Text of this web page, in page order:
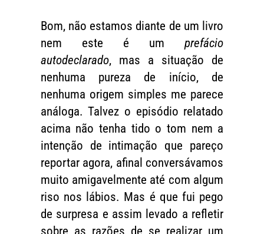
Bom, não estamos diante de um livro
nem este é umprefácio
autodeclarado, mas a situação de
nenhuma pureza de início, de
nenhuma origem simples me parece
análoga. Talvez o episódio relatado
acima não tenha tido o tom nem a
intenção de intimação que pareço
reportar agora, afinal conversávamos
muito amigavelmente até com algum
riso nos lábios. Mas é que fui pego
de surpresa e assim levado a refletir
sobre as razões de se realizar um